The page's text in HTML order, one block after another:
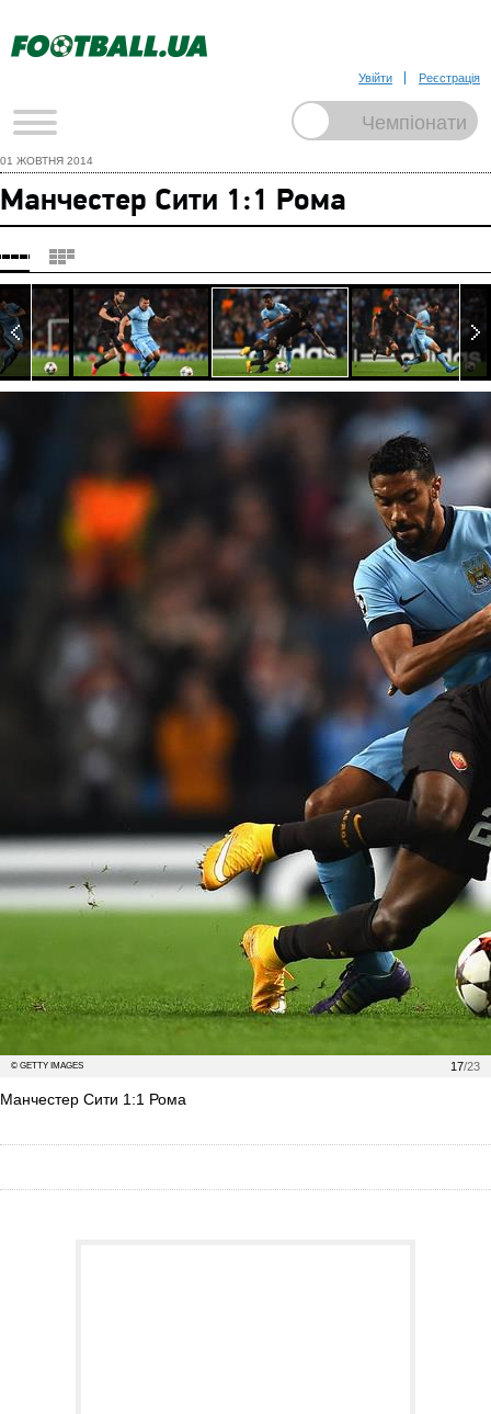
Увійти Реєстрація
01 ЖОВТНЯ 2014
Манчестер Сити 1:1 Рома
17/23
© GETTY IMAGES
Манчестер Сити 1:1 Рома